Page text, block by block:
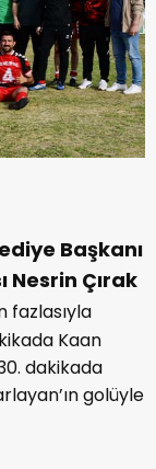
Başkanı
Nesrin Çırak
fazlasıyla
Kaan
dakikada
golüyle